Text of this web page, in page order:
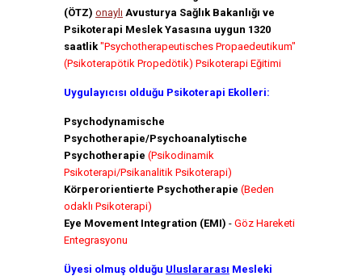
(ÖTZ) onaylı Avusturya Sağlık Bakanlığı ve
Psikoterapi Meslek Yasasına uygun 1320
saatlik"Psychotherapeutisches Propaedeutikum"
(Psikoterapötik Propedötik) Psikoterapi Eğitimi
Uygulayıcısı olduğu Psikoterapi Ekolleri:
Psychodynamische
Psychotherapie/Psychoanalytische
Psychotherapie (Psikodinamik
Psikoterapi/Psikanalitik Psikoterapi)
Körperorientierte Psychotherapie (Beden
odaklı Psikoterapi)
Eye Movement Integration (EMI) - Göz Hareketi
Entegrasyonu
Üyesi olmuş olduğu Uluslararası Mesleki